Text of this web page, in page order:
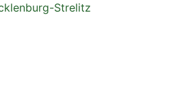
Strelitz